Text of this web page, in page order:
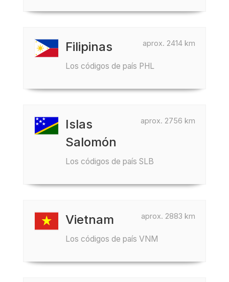
aprox. 2414 km
Filipinas
Los códigos de país PHL
aprox. 2756 km
Islas
Salomón
Los códigos de país SLB
aprox. 2883 km
Vietnam
Los códigos de país VNM